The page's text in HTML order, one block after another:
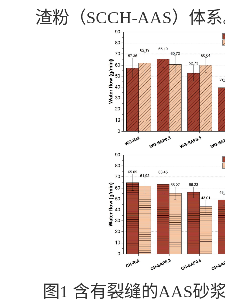
渣粉（SCCH-AAS）体
图 1 含有裂缝的AAS砂